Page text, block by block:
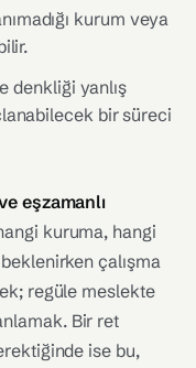
kurum veya
denkliği yanlış
bir süreci
eşzamanlı
kuruma, hangi
çalışma
regüle meslekte
Bir ret
ise bu,